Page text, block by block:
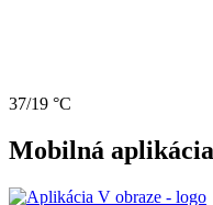
37/19 °C
Mobilná aplikácia